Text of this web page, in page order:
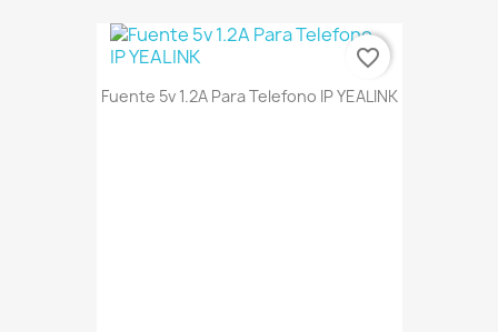
Fuente 5v 1.2A Para Telefono IP YEALINK
favorite_border